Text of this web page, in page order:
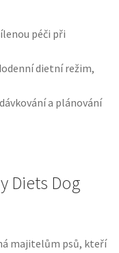
péči při
dietní režim,
a plánování
Diets Dog
majitelům psů, kteří